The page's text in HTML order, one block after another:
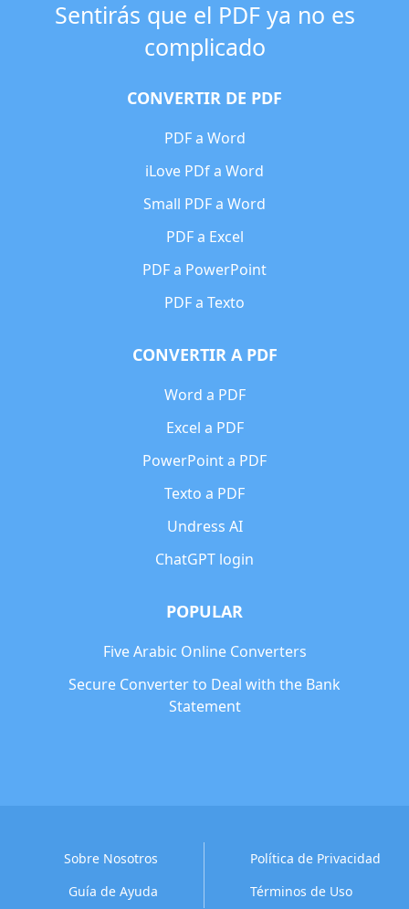
Sentirás que el PDF ya no es
complicado
CONVERTIR DE PDF
PDF a Word
iLove PDf a Word
Small PDF a Word
PDF a Excel
PDF a PowerPoint
PDF a Texto
CONVERTIR A PDF
Word a PDF
Excel a PDF
PowerPoint a PDF
Texto a PDF
Undress AI
ChatGPT login
POPULAR
Five Arabic Online Converters
Secure Converter to Deal with the Bank
Statement
Sobre Nosotros
Política de Privacidad
Guía de Ayuda
Términos de Uso